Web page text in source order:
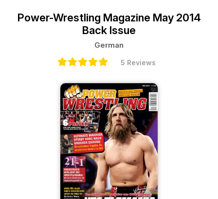
Power-Wrestling Magazine May 2014
Back Issue
German
5 Reviews